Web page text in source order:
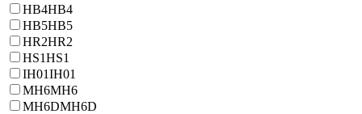
HB4HB4
HB5HB5
HR2HR2
HS1HS1
IH01IH01
MH6MH6
MH6DMH6D